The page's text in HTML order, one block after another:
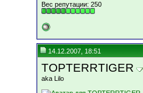
Вес репутации: 250
14.12.2007, 18:51
TOPTERRTIGER
aka Lilo